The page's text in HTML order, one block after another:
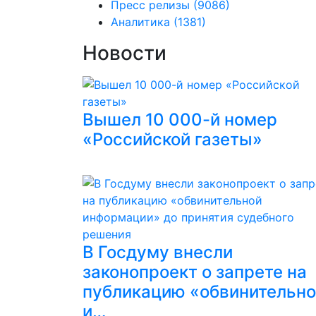
Пресс релизы (9086)
Аналитика (1381)
Новости
Вышел 10 000-й номер
«Российской газеты»
В Госдуму внесли
законопроект о запрете на
публикацию
и…